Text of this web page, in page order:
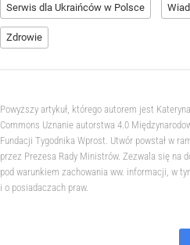
Serwis dla Ukraińców w Polsce
Zdrowie
Powyższy artykuł, którego autorem jest
Commons Uznanie autorstwa 4.0
Fundacji Tygodnika Wprost. Utwór powstał w
przez Prezesa Rady Ministrów. Zezwala się na
pod warunkiem zachowania ww. informacji, w
i o posiadaczach praw.